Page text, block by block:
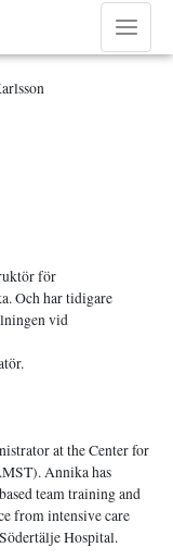
Main
för
Och har tidigare
vid
at the Center for
Annika has
team training and
from intensive care
Hospital.